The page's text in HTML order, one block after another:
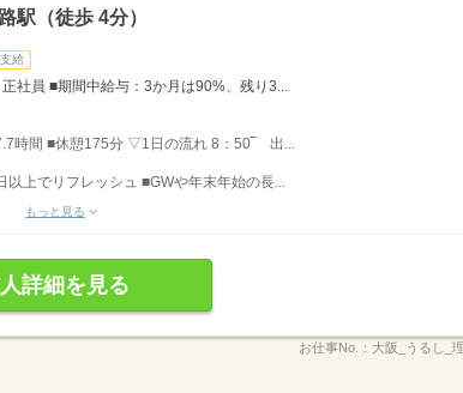
駅（徒歩 4分）
給
社員 ■期間中給与：3か月は90%、残り3...
時間 ■休憩175分 ▽1日の流れ 8：50‾ 出...
上でリフレッシュ ■GWや年末年始の長...
もっと見る
詳細を見る
お仕事No.： 大阪_うるし_